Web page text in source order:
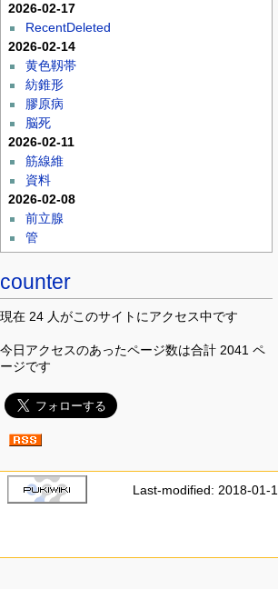
2026-02-17
RecentDeleted
2026-02-14
黄色靱帯
紡錐形
膠原病
脳死
2026-02-11
筋線維
資料
2026-02-08
前立腺
管
counter
現在 24 人がこのサイトにアクセス中です
今日アクセスのあったページ数は合計 2041 ペ
ージです
Last-modified: 2018-01-